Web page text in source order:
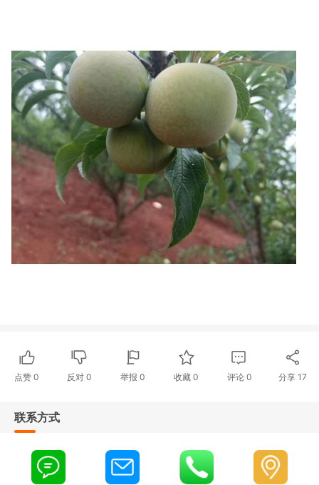
点赞 0 反对0 举报 0 收藏 0 评论 0 分享 17
联系方式